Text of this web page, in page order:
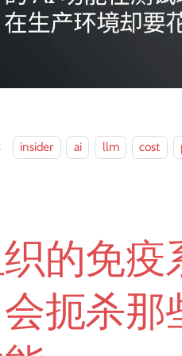
insider ai llm cost
的免疫
扼杀那